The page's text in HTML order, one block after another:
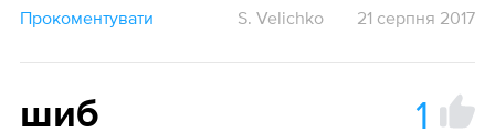
Прокоментувати S. Velichko 21 серпня 2017
шиб 1